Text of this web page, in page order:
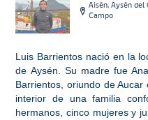
Aisén, Aysén del
Campo
Luis Barrientos nació en la
de Aysén. Su madre fue
Barrientos, oriundo de
interior de una familia
hermanos, cinco mujeres y